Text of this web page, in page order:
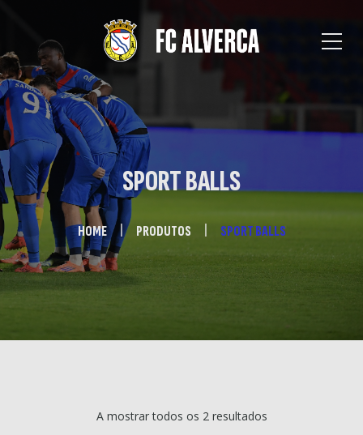
SPORT BALLS
HOME PRODUTOS SPORT BALLS
A mostrar todos os 2 resultados